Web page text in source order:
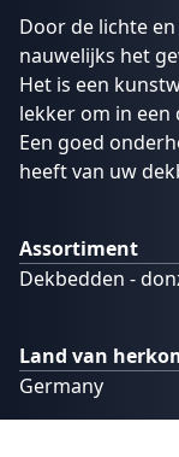
Door de lichte
nauwelijks het
Het is een
lekker om in
Een goed
heeft van uw
Assortiment
Dekbedden -
Land van
Germany